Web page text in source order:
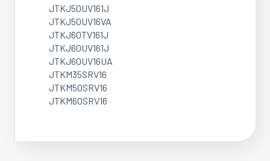
JTKJ50UV161J
JTKJ50UV16VA
JTKJ60TV161J
JTKJ60UV161J
JTKJ60UV16UA
JTKM35SRV16
JTKM50SRV16
JTKM60SRV16